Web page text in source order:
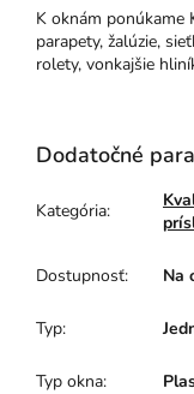
K oknám ponúkame
parapety, žalúzie,
rolety, vonkajšie
Dodatočné
Kategória:
Dostupnosť: Na
Typ:
Typ okna: